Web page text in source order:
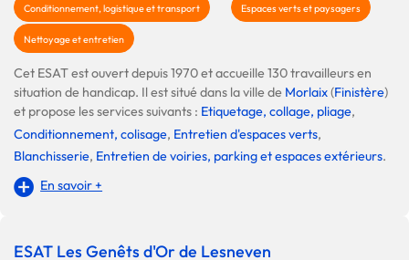
Conditionnement, logistique et transport Espaces verts et paysagers
Nettoyage et entretien
Cet ESAT est ouvert depuis 1970 et accueille 130 travailleurs en
situation de handicap. Il est situé dans la ville de Morlaix(Finistère)
et propose les services suivants : Etiquetage, collage, pliage,
Conditionnement, colisage, Entretien d'espaces verts,
Blanchisserie, Entretien de voiries, parking et espaces extérieurs.
En savoir +
ESAT Les Genêts d'Or de Lesneven